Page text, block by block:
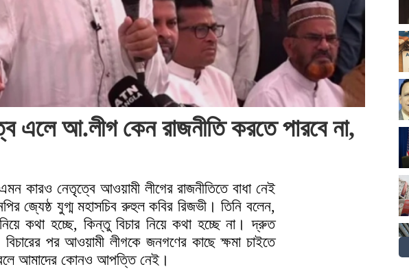
এলে আ.লীগ কেন রাজনীতি করতে পারবে না,
কারও নেতৃত্বে আওয়ামী লীগের রাজনীতিতে বাধা নেই
জ্যেষ্ঠ যুগ্ম মহাসচিব রুহুল কবির রিজভী। তিনি বলেন,
কথা হচ্ছে, কিন্তু বিচার নিয়ে কথা হচ্ছে না। দ্রুত
বিচারের পর আওয়ামী লীগকে জনগণের কাছে ক্ষমা চাইতে
আমাদের কোনও আপত্তি নেই।